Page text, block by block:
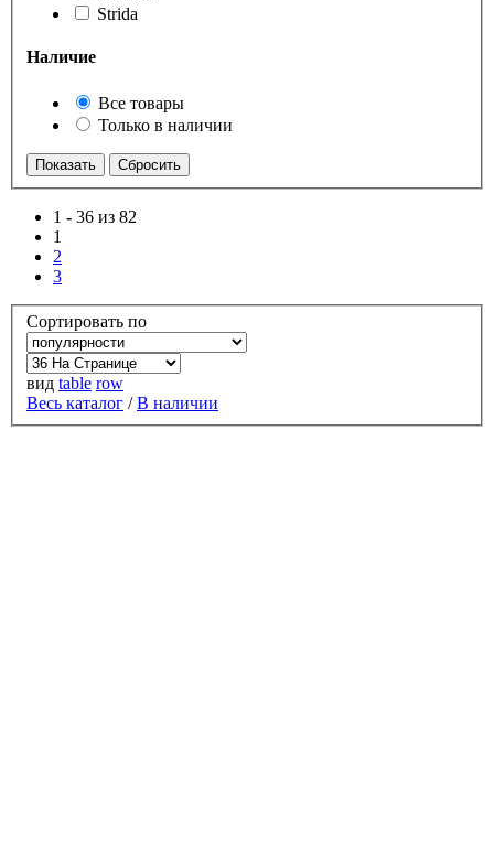
Strida
Наличие
Все товары
Только в наличии
1 - 36 из 82
1
2
3
Сортировать по
вид table row
Весь каталог /В наличии